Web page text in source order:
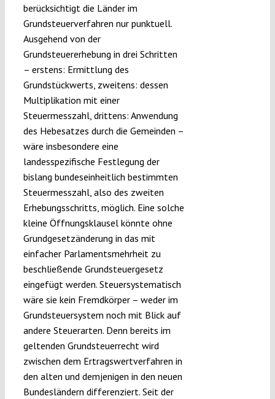
berücksichtigt die Länder im
Grundsteuerverfahren nur punktuell.
Ausgehend von der
Grundsteuererhebung in drei Schritten
– erstens: Ermittlung des
Grundstückwerts, zweitens: dessen
Multiplikation mit einer
Steuermesszahl, drittens: Anwendung
des Hebesatzes durch die Gemeinden –
wäre insbesondere eine
landesspezifische Festlegung der
bislang bundeseinheitlich bestimmten
Steuermesszahl, also des zweiten
Erhebungsschritts, möglich. Eine solche
kleine Öffnungsklausel könnte ohne
Grundgesetzänderung in das mit
einfacher Parlamentsmehrheit zu
beschließende Grundsteuergesetz
eingefügt werden. Steuersystematisch
wäre sie kein Fremdkörper – weder im
Grundsteuersystem noch mit Blick auf
andere Steuerarten. Denn bereits im
geltenden Grundsteuerrecht wird
zwischen dem Ertragswertverfahren in
den alten und demjenigen in den neuen
Bundesländern differenziert. Seit der